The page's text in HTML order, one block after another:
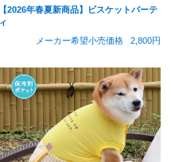
【2026年春夏新商品】ビスケットパーテ
ィ
メーカー希望小売価格
2,800円